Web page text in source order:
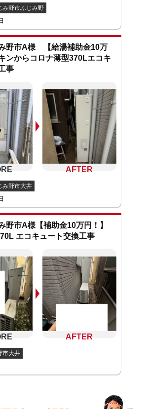
み野市ふじみ野
野市A様 【給湯補助金10万
ンからコロナ薄型370Lエコキ
事
み野市大井
野市A様【補助金10万円！】
エコキュート交換工事
市大井